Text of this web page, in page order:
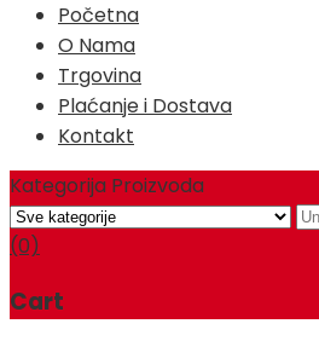
Početna
O Nama
Trgovina
Plaćanje i Dostava
Kontakt
Kategorija Proizvoda
(0)
Cart